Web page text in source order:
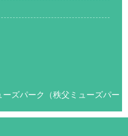
ズパーク（秩父ミューズパー